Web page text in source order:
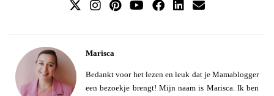
Marisca
Bedankt voor het lezen en leuk dat je Mamablogger
een bezoekje brengt! Mijn naam is Marisca. Ik ben